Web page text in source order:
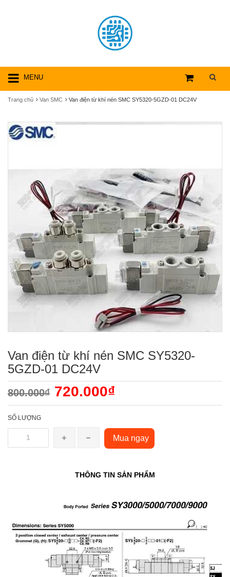
MENU
Trang chủ Van SMC Van điện từ khí nén SMC SY5320-5GZD-01 DC24V
Van điện từ khí nén SMC SY5320-
5GZD-01 DC24V
800.000₫ 720.000₫
SỐ LƯỢNG
Mua ngay
THÔNG TIN SẢN PHẨM